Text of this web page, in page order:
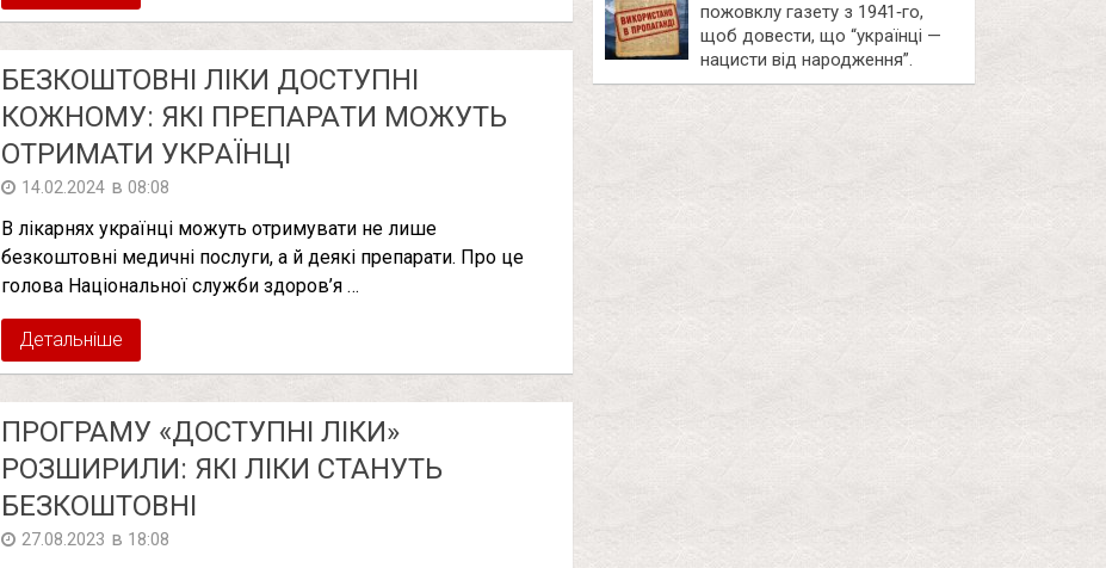
БЕЗКOШТОВНІ ЛIКИ ДОCТУПНІ
КOЖНОМУ: ЯКІ ПPЕПАPAТИ МОЖУТЬ
ОТPИМАТИ УКPАЇНЦІ
14.02.2024 в 08:08
В лікарнях українці можуть отримувати не лише
безкоштовні медичні послуги, а й деякі препарати. Про це
голова Національної служби здоров’я …
Детальніше
ПРОГРАМУ «ДОСТУПНІ ЛІКИ»
РОЗШИРИЛИ: ЯКІ ЛІКИ СТАНУТЬ
БЕЗКОШТОВНІ
27.08.2023 в 18:08
пожовклу газету з 1941‑го,
щоб довести, що “українці —
нацисти від народження”.